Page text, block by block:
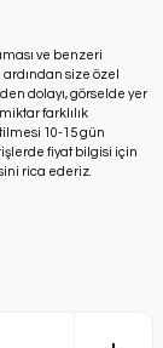
ve benzeri
size özel
dolayı, görselde yer
farklılık
10-15 gün
fiyat bilgisi için
rica ederiz.